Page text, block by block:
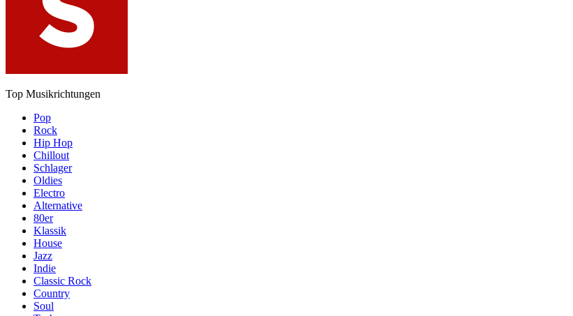
Top Musikrichtungen
Pop
Rock
Hip Hop
Chillout
Schlager
Oldies
Electro
Alternative
80er
Klassik
House
Jazz
Indie
Classic Rock
Country
Soul